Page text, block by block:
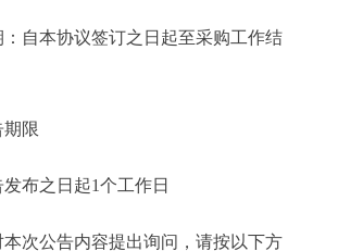
本协议签订之日起至采购工作结
限
之日起1个工作日
公告内容提出询问，请按以下方